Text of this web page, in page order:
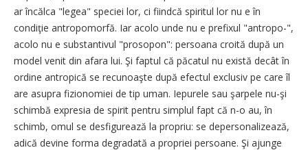
ar încălca "legea" speciei lor, ci fiindcă spiritul lor nu e în
condiţie antropomorfă. Iar acolo unde nu e prefixul "antropo-",
acolo nu e substantivul "prosopon": persoana croită după un
model venit din afara lui. Şi faptul că păcatul nu există decât în
ordine antropică se recunoaşte după efectul exclusiv pe care îl
are asupra fizionomiei de tip uman. Iepurele sau şarpele nu-şi
schimbă expresia de spirit pentru simplul fapt că n-o au, în
schimb, omul se desfigurează la propriu: se depersonalizează,
adică devine forma degradată a propriei persoane. Şi ajunge